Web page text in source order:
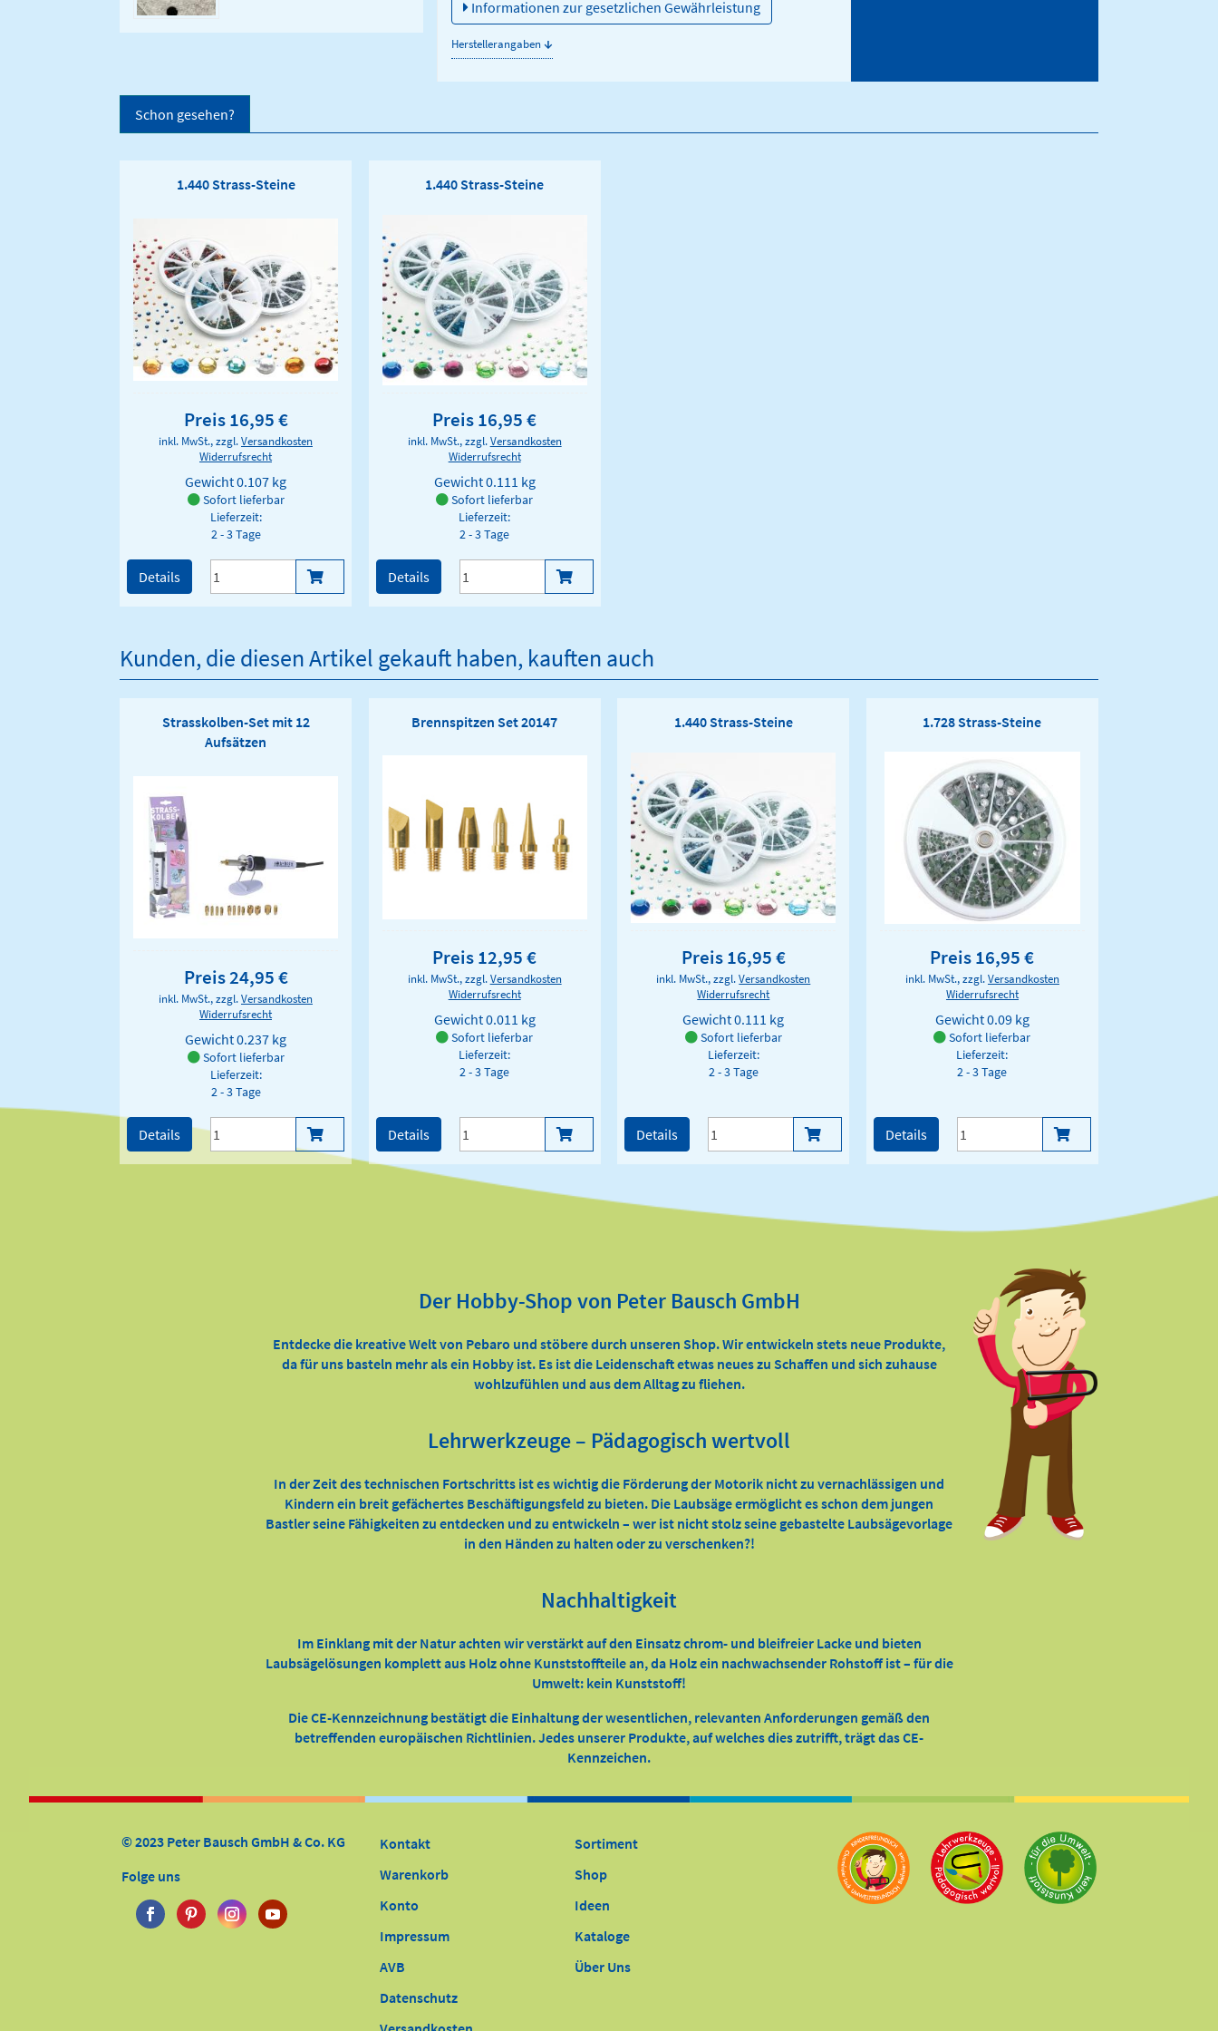
Informationen zur gesetzlichen Gewährleistung
Herstellerangaben↓
Schon gesehen?
1.440 Strass-Steine
Preis 16,95 €
inkl. MwSt., zzgl.Versandkosten
Widerrufsrecht
Gewicht0.107 kg
Sofort lieferbar
Lieferzeit:
2 - 3 Tage
Details
1.440 Strass-Steine
Preis 16,95 €
inkl. MwSt., zzgl.Versandkosten
Widerrufsrecht
Gewicht0.111 kg
Sofort lieferbar
Lieferzeit:
2 - 3 Tage
Details
Kunden, die diesen Artikel gekauft haben, kauften auch
Strasskolben-Set mit 12
Aufsätzen
Preis 24,95 €
inkl. MwSt., zzgl.Versandkosten
Widerrufsrecht
Gewicht0.237 kg
Sofort lieferbar
Lieferzeit:
2 - 3 Tage
Details
Brennspitzen Set 20147
Preis 12,95 €
inkl. MwSt., zzgl.Versandkosten
Widerrufsrecht
Gewicht0.011 kg
Sofort lieferbar
Lieferzeit:
2 - 3 Tage
Details
1.440 Strass-Steine
Preis 16,95 €
inkl. MwSt., zzgl.Versandkosten
Widerrufsrecht
Gewicht0.111 kg
Sofort lieferbar
Lieferzeit:
2 - 3 Tage
Details
1.728 Strass-Steine
Preis 16,95 €
inkl. MwSt., zzgl.Versandkosten
Widerrufsrecht
Gewicht0.09 kg
Sofort lieferbar
Lieferzeit:
2 - 3 Tage
Details
Der Hobby-Shop von Peter Bausch GmbH
Entdecke die kreative Welt von Pebaro und stöbere durch unseren Shop. Wir entwickeln stets neue Produkte,
da für uns basteln mehr als ein Hobby ist. Es ist die Leidenschaft etwas neues zu Schaffen und sich zuhause
wohlzufühlen und aus dem Alltag zu fliehen.
Lehrwerkzeuge – Pädagogisch wertvoll
In der Zeit des technischen Fortschritts ist es wichtig die Förderung der Motorik nicht zu vernachlässigen und
Kindern ein breit gefächertes Beschäftigungsfeld zu bieten. Die Laubsäge ermöglicht es schon dem jungen
Bastler seine Fähigkeiten zu entdecken und zu entwickeln – wer ist nicht stolz seine gebastelte Laubsägevorlage
in den Händen zu halten oder zu verschenken?!
Nachhaltigkeit
Im Einklang mit der Natur achten wir verstärkt auf den Einsatz chrom- und bleifreier Lacke und bieten
Laubsägelösungen komplett aus Holz ohne Kunststoffteile an, da Holz ein nachwachsender Rohstoff ist – für die
Umwelt: kein Kunststoff!
Die CE-Kennzeichnung bestätigt die Einhaltung der wesentlichen, relevanten Anforderungen gemäß den
betreffenden europäischen Richtlinien. Jedes unserer Produkte, auf welches dies zutrifft, trägt das CE-
Kennzeichen.
© 2023 Peter Bausch GmbH & Co. KG
Folge uns
Kontakt
Warenkorb
Konto
Impressum
AVB
Datenschutz
Sortiment
Shop
Ideen
Kataloge
Über Uns